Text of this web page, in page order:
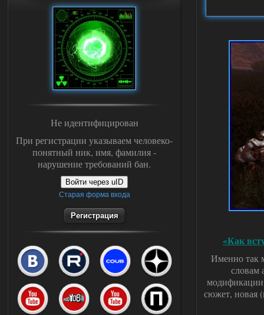
«Как
Именно так
словам
модификации
сюжет, новая
Не идентифицирован
При регистрации указываем человеко-
понятный ник, имя, фамилия -
нарушение требований бан.
Войти через uID
Старая форма входа
Регистрация